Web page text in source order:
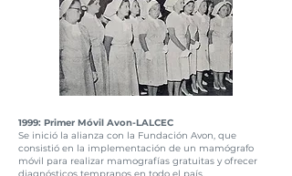
1999: Primer Móvil Avon-LALCEC
Se inició la alianza con la Fundación Avon, que
consistió en la implementación de un mamógrafo
móvil para realizar mamografías gratuitas y ofrecer